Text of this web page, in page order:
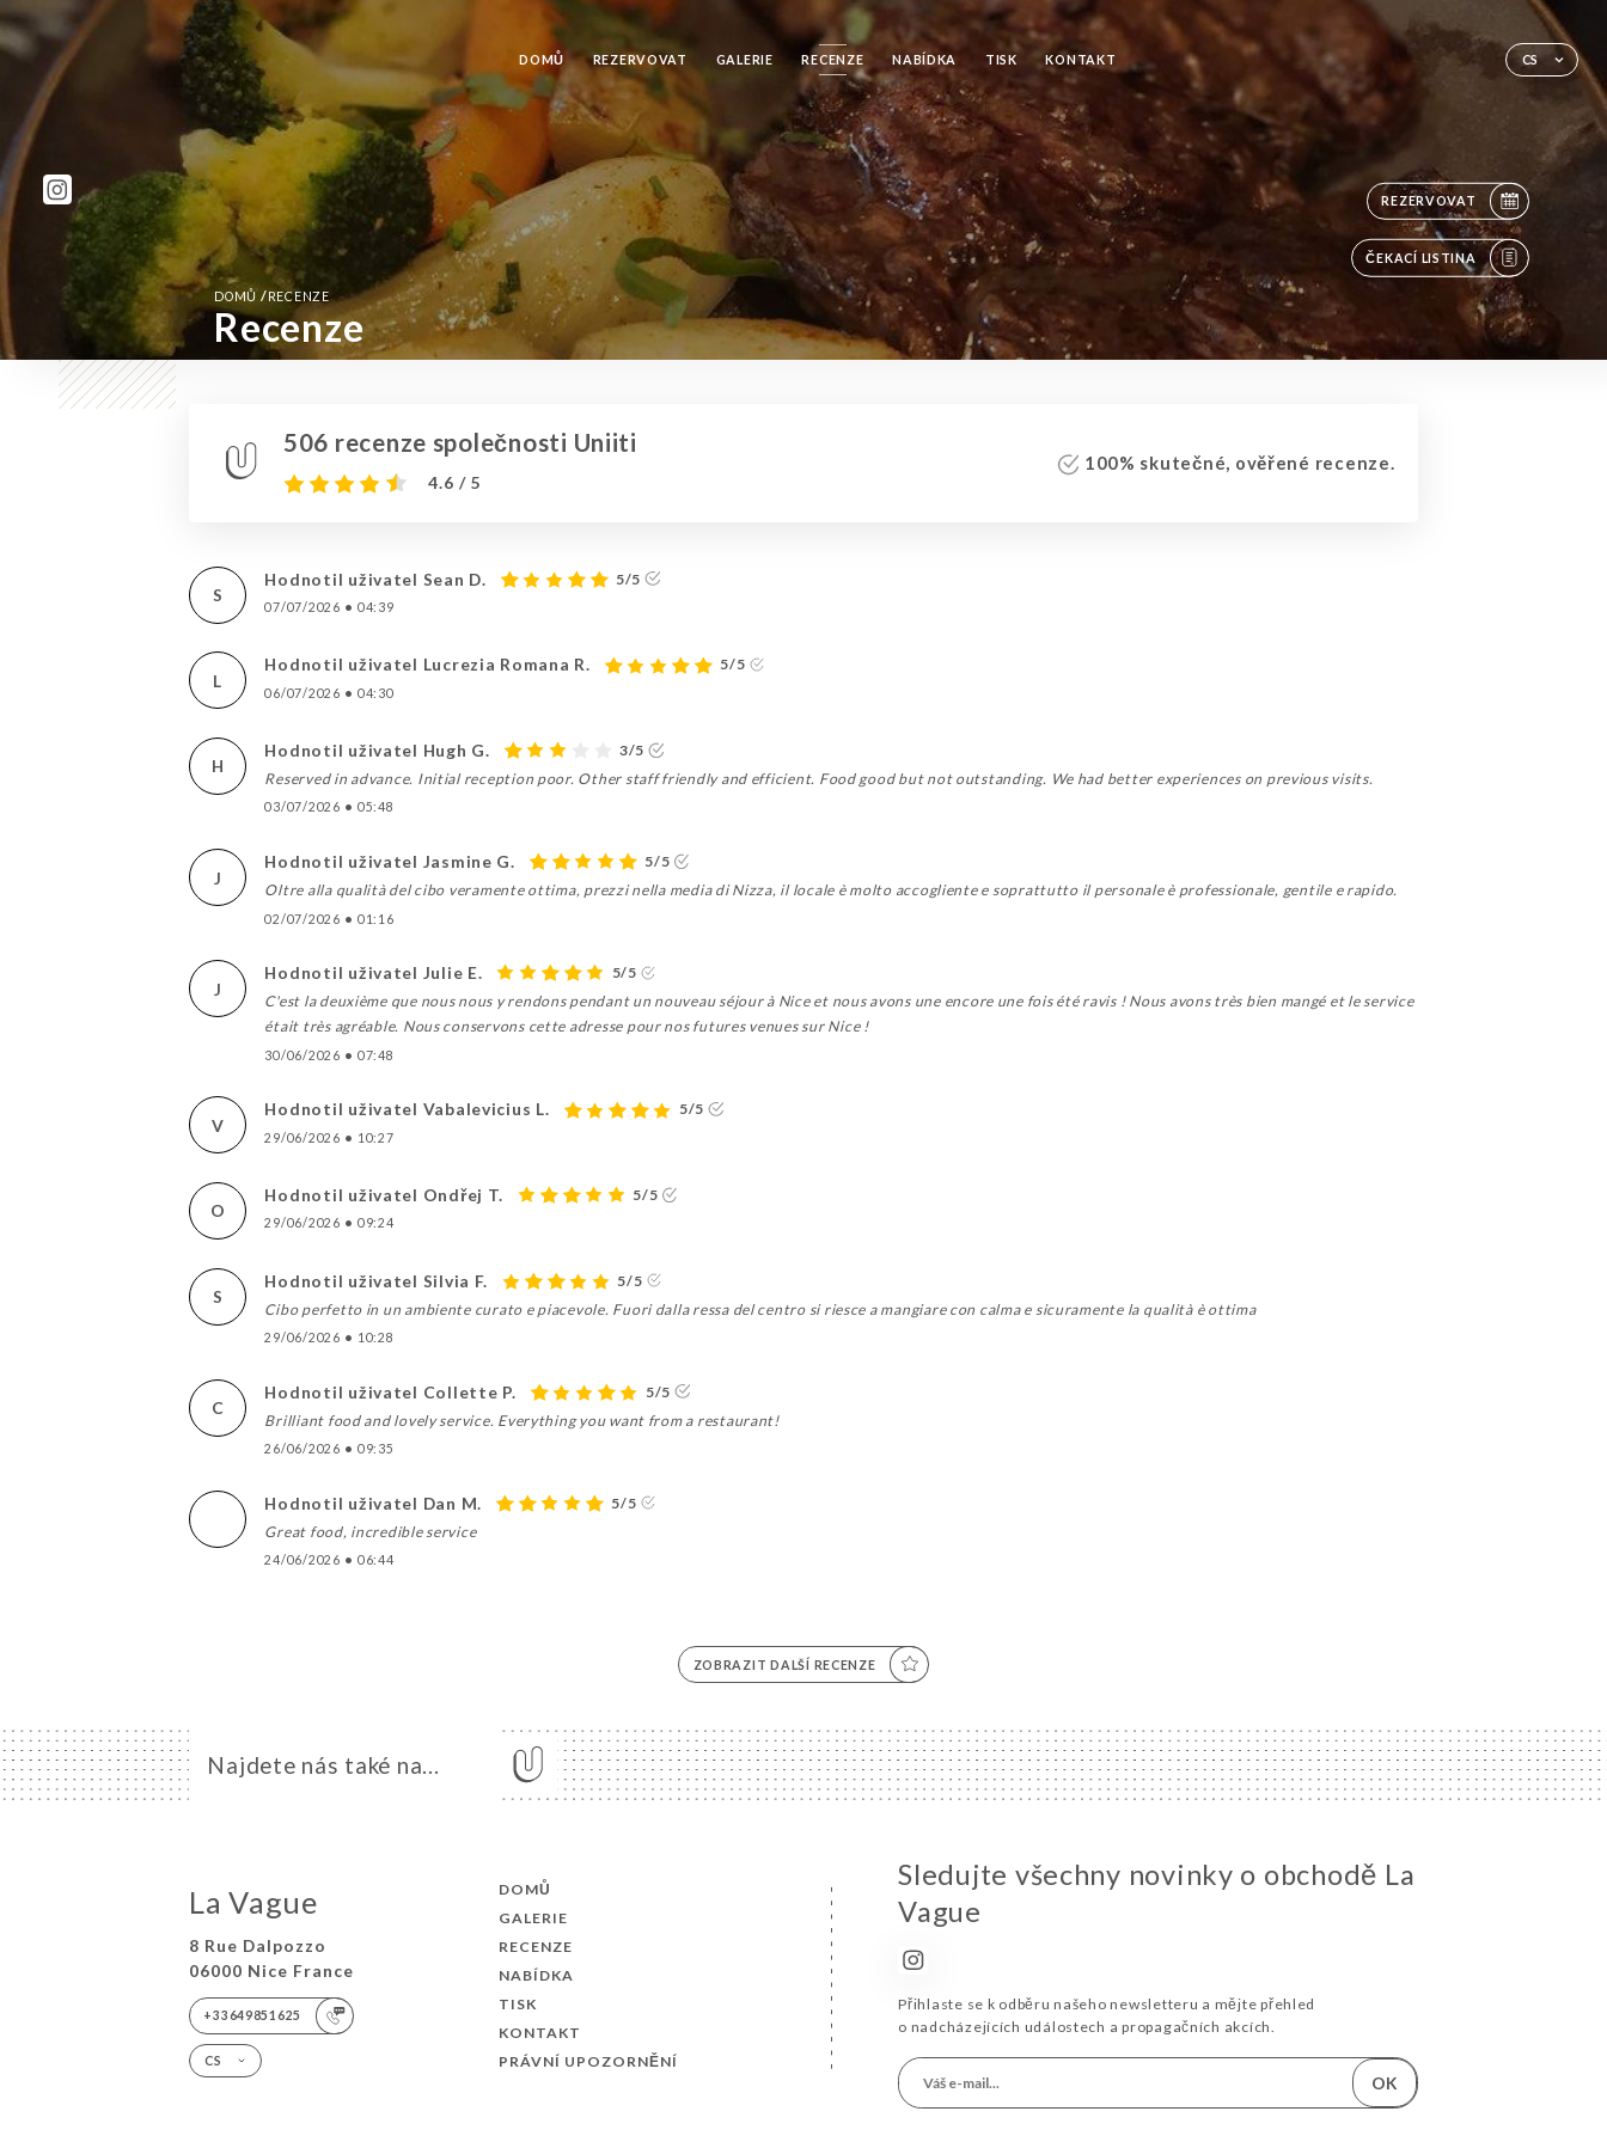
CS
DOMŮ REZERVOVAT GALERIE RECENZE NABÍDKA TISK KONTAKT
REZERVOVAT
ČEKACÍ LISTINA
DOMŮ / RECENZE
Recenze
506 recenze společnosti Uniiti
4.6 / 5
100% skutečné, ověřené recenze.
S
Hodnotil uživatel Sean D. 5/5
07/07/2026 • 04:39
L
Hodnotil uživatel Lucrezia Romana R. 5/5
06/07/2026 • 04:30
H
Hodnotil uživatel Hugh G.
3/5
Reserved in advance. Initial reception poor. Other staff friendly and efficient. Food good but not outstanding. We had better experiences on previous visits.
03/07/2026 • 05:48
J
Hodnotil uživatel Jasmine G.
5/5
Oltre alla qualità del cibo veramente ottima, prezzi nella media di Nizza, il locale è molto accogliente e soprattutto il personale è professionale, gentile e rapido.
02/07/2026 • 01:16
J
Hodnotil uživatel Julie E.
5/5
C'est la deuxième que nous nous y rendons pendant un nouveau séjour à Nice et nous avons une encore une fois été ravis ! Nous avons très bien mangé et le service
était très agréable. Nous conservons cette adresse pour nos futures venues sur Nice !
30/06/2026 • 07:48
V
Hodnotil uživatel Vabalevicius L. 5/5
29/06/2026 • 10:27
O
Hodnotil uživatel Ondřej T. 5/5
29/06/2026 • 09:24
S
Hodnotil uživatel Silvia F.
5/5
Cibo perfetto in un ambiente curato e piacevole. Fuori dalla ressa del centro si riesce a mangiare con calma e sicuramente la qualità è ottima
29/06/2026 • 10:28
C
Hodnotil uživatel Collette P.
5/5
Brilliant food and lovely service. Everything you want from a restaurant!
26/06/2026 • 09:35
Hodnotil uživatel Dan M.
5/5
Great food, incredible service
24/06/2026 • 06:44
ZOBRAZIT DALŠÍ RECENZE
Najdete nás také na...
La Vague
8 Rue Dalpozzo
06000 Nice France
+33649851625
CS
DOMŮ
GALERIE
RECENZE
NABÍDKA
TISK
KONTAKT
PRÁVNÍ UPOZORNĚNÍ
Sledujte všechny novinky o obchodě La
Vague
Přihlaste se k odběru našeho newsletteru a mějte přehled
o nadcházejících událostech a propagačních akcích.
OK